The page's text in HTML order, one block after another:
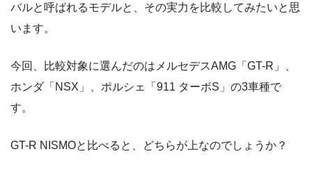
バルと呼ばれるモデルと、その実力を比較してみたいと思
います。
今回、比較対象に選んだのはメルセデスAMG「GT-R」、
ホンダ「NSX」、ポルシェ「911 ターボS」の3車種で
す。
GT-R NISMOと比べると、どちらが上なのでしょうか？